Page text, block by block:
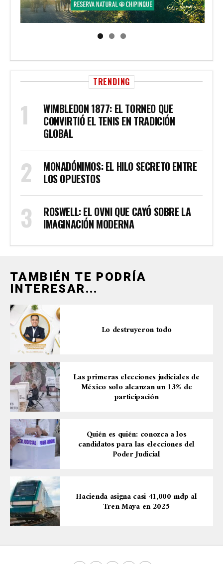
TRENDING
WIMBLEDON 1877: EL TORNEO QUE
CONVIRTIÓ EL TENIS EN TRADICIÓN
GLOBAL
MONADÓNIMOS: EL HILO SECRETO ENTRE
LOS OPUESTOS
ROSWELL: EL OVNI QUE CAYÓ SOBRE LA
IMAGINACIÓN MODERNA
TAMBIÉN TE PODRÍA
INTERESAR...
Lo destruyeron todo
Las primeras elecciones judiciales de
México solo alcanzan un 13% de
participación
Quién es quién: conozca a los
candidatos para las elecciones del
Poder Judicial
Hacienda asigna casi 41,000 mdp al
Tren Maya en 2025